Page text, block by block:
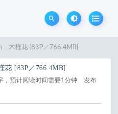
– 木槿花 [83P／766.4MB]
花 [83P／766.4MB]
，预计阅读时间需要1分钟
发布